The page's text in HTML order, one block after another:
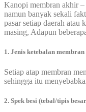
Kanopi membran akhir
namun banyak sekali
pasar setiap daerah
masing, Adapun
1. Jenis ketebalan membran
Setiap atap membran
sehingga itu
2. Spek besi (tebal/tipis